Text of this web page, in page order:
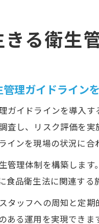
る衛生
理ガイドライン
ガイドラインを導入
査し、リスク評価を
インを現場の状況に合
管理体制を構築しま
食品衛生法に関連する
タッフへの周知と定
ある運用を実現できま